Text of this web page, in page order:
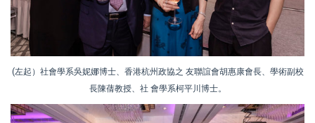
(左起）社會學系吳妮娜博士、香港杭州政協之 友聯誼會胡惠康會長、學術副校
長陳蒨教授、社 會學系柯平川博士。